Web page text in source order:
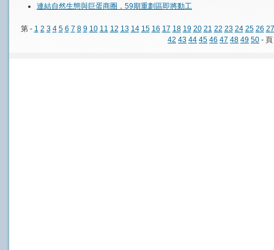
連結自然生態與巨蛋商圈，59期重劃區即將動工
第 - 1 2 3 4 5 6 7 8 9 10 11 12 13 14 15 16 17 18 19 20 21 22 23 24 25 26 27
42 43 44 45 46 47 48 49 50 - 頁